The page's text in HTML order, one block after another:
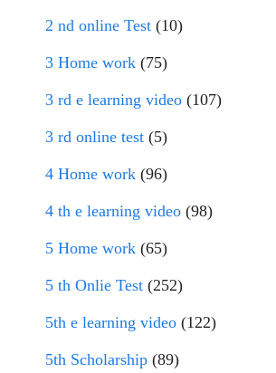
2 nd online Test (10)
3 Home work (75)
3 rd e learning video (107)
3 rd online test (5)
4 Home work (96)
4 th e learning video (98)
5 Home work (65)
5 th Onlie Test (252)
5th e learning video (122)
5th Scholarship (89)